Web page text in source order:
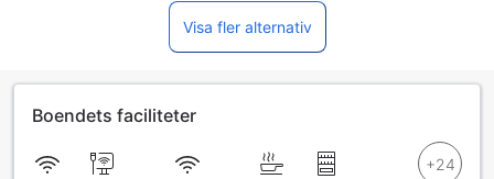
Visa fler alternativ
Boendets faciliteter